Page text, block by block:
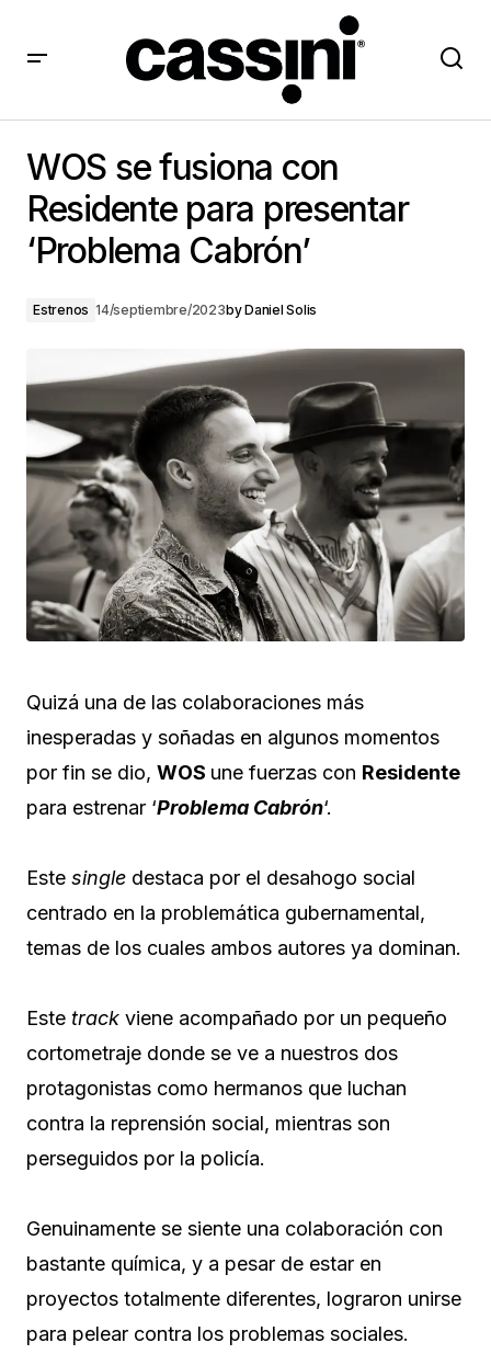
‘Problema Cabrón’
WOS se fusiona con
Residente para presentar
‘Problema Cabrón’
Estrenos 14/septiembre/2023byDaniel Solis
Quizá una de las colaboraciones más
inesperadas y soñadas en algunos momentos
por fin se dio, WOS une fuerzas con Residente
para estrenar ‘Problema Cabrón‘.
Este single destaca por el desahogo social
centrado en la problemática gubernamental,
temas de los cuales ambos autores ya dominan.
Este track viene acompañado por un pequeño
cortometraje donde se ve a nuestros dos
protagonistas como hermanos que luchan
contra la reprensión social, mientras son
perseguidos por la policía.
Genuinamente se siente una colaboración con
bastante química, y a pesar de estar en
proyectos totalmente diferentes, lograron unirse
para pelear contra los problemas sociales.